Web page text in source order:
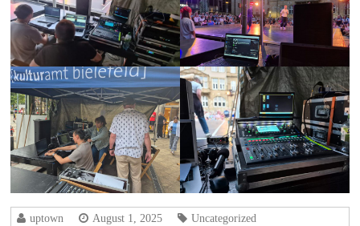
uptown August 1, 2025 Uncategorized